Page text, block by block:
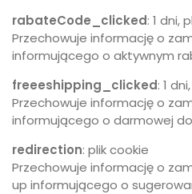
rabateCode_clicked: 1 dni,
Przechowuje informację o
informującego o aktywnym
freeeshipping_clicked: 1
Przechowuje informację o
informującego o darmowej
redirection: plik cookie
Przechowuje informację o
up informującego o